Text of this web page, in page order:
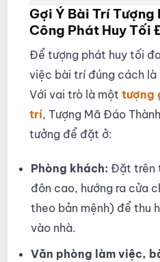
Gợi Ý Bài Trí
Công Phát Huy Tối
Để tượng phát huy tối
việc bài trí đúng cách là
Với vai trò là một tượng
trí, Tượng Mã Đáo
tưởng để đặt ở:
Phòng khách: Đặt trên
đôn cao, hướng ra cửa
theo bản mệnh) để thu
vào nhà.
Văn phòng làm việc,